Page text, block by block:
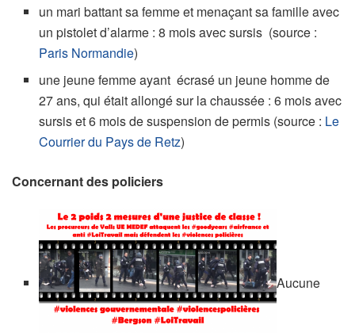
un mari battant sa femme et menaçant sa famille avec
un pistolet d’alarme : 8 mois avec sursis (source :
Paris Normandie)
une jeune femme ayant écrasé un jeune homme de
27 ans, qui était allongé sur la chaussée : 6 mois avec
sursis et 6 mois de suspension de permis (source : Le
Courrier du Pays de Retz)
Concernant des policiers
Aucune